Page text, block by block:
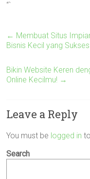
“`
← Membuat Situs
Bisnis Kecil yang Sukses
Bikin Website Keren
Online Kecilmu! →
Leave a Reply
You must be logged in
Search